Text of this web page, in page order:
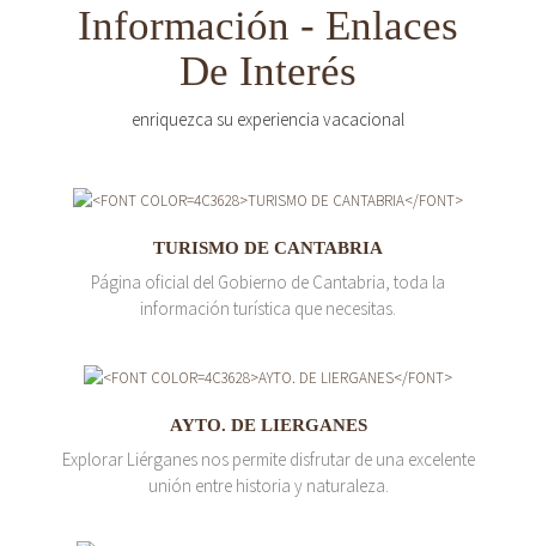
Información - Enlaces
De Interés
enriquezca su experiencia vacacional
TURISMO DE CANTABRIA
Página oficial del Gobierno de Cantabria, toda la
información turística que necesitas.
AYTO. DE LIERGANES
Explorar Liérganes nos permite disfrutar de una excelente
unión entre historia y naturaleza.